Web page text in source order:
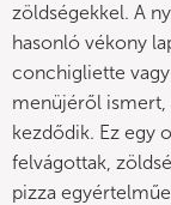
zöldségekkel. A
hasonló vékony
conchigliette
menüjéről ismert,
kezdődik. Ez egy
felvágottak,
pizza